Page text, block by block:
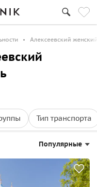
Алексеевский
Тип транспорта
Популярные